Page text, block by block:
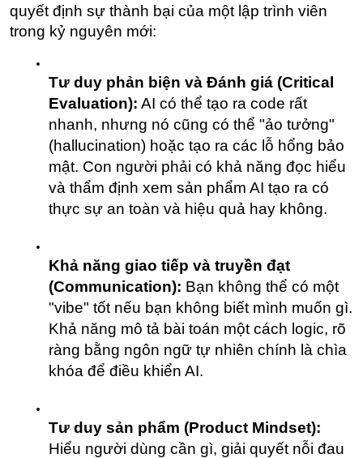
quyết định sự thành bại của một lập trình viên
trong kỷ nguyên mới:
Tư duy phản biện và Đánh giá (Critical
Evaluation): AI có thể tạo ra code rất
nhanh, nhưng nó cũng có thể "ảo tưởng"
(hallucination) hoặc tạo ra các lỗ hổng bảo
mật. Con người phải có khả năng đọc hiểu
và thẩm định xem sản phẩm AI tạo ra có
thực sự an toàn và hiệu quả hay không.
Khả năng giao tiếp và truyền đạt
(Communication): Bạn không thể có một
"vibe" tốt nếu bạn không biết mình muốn gì.
Khả năng mô tả bài toán một cách logic, rõ
ràng bằng ngôn ngữ tự nhiên chính là chìa
khóa để điều khiển AI.
Tư duy sản phẩm (Product Mindset):
Hiểu người dùng cần gì, giải quyết nỗi đau